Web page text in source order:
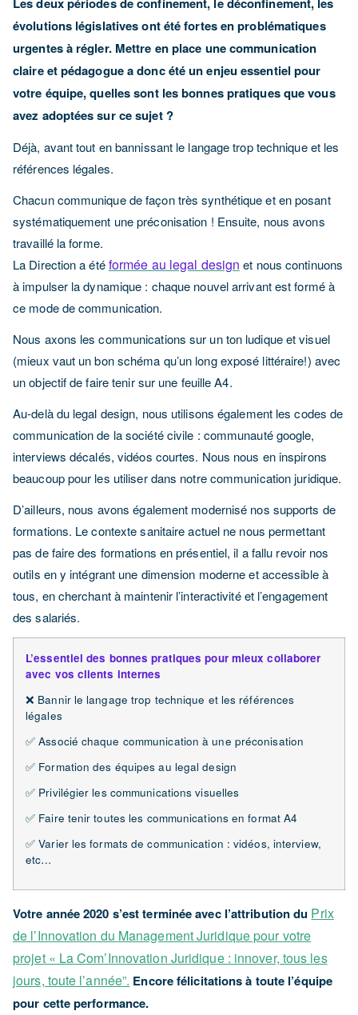
évolutions législatives ont été fortes en problématiques
urgentes à régler. Mettre en place une communication
claire et pédagogue a donc été un enjeu essentiel pour
votre équipe, quelles sont les bonnes pratiques que vous
avez adoptées sur ce sujet ?
Déjà, avant tout en bannissant le langage trop technique et les
références légales.
Chacun communique de façon très synthétique et en posant
systématiquement une préconisation ! Ensuite, nous avons
travaillé la forme.
La Direction a étéformée au legal design et nous continuons
à impulser la dynamique : chaque nouvel arrivant est formé à
ce mode de communication.
Nous axons les communications sur un ton ludique et visuel
(mieux vaut un bon schéma qu’un long exposé littéraire!) avec
un objectif de faire tenir sur une feuille A4.
Au-delà du legal design, nous utilisons également les codes de
communication de la société civile : communauté google,
interviews décalés, vidéos courtes. Nous nous en inspirons
beaucoup pour les utiliser dans notre communication juridique.
D’ailleurs, nous avons également modernisé nos supports de
formations. Le contexte sanitaire actuel ne nous permettant
pas de faire des formations en présentiel, il a fallu revoir nos
outils en y intégrant une dimension moderne et accessible à
tous, en cherchant à maintenir l’interactivité et l’engagement
des salariés.
L’essentiel des bonnes pratiques pour mieux collaborer
avec vos clients internes
❌ Bannir le langage trop technique et les références
légales
✅ Associé chaque communication à une préconisation
✅ Formation des équipes au legal design
✅ Privilégier les communications visuelles
✅ Faire tenir toutes les communications en format A4
✅ Varier les formats de communication : vidéos, interview,
etc…
Votre année 2020 s’est terminée avec l’attribution du Prix
de l’Innovation du Management Juridique pour votre
projet « La Com’Innovation Juridique : innover, tous les
jours, toute l’année”. Encore félicitations à toute l’équipe
pour cette performance.